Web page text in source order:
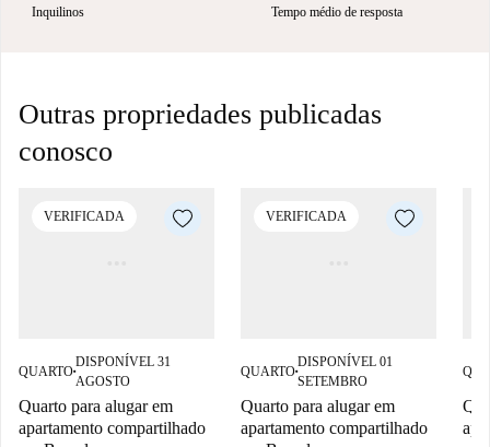
Inquilinos Tempo médio de resposta
Outras propriedades publicadas
conosco
VERIFICADA
QUARTO■
DISPONÍVEL 31
AGOSTO
Quarto para alugar em
apartamento compartilhado
VERIFICADA
QUARTO■
DISPONÍVEL 01
SETEMBRO
Quarto para alugar em
apartamento compartilhado